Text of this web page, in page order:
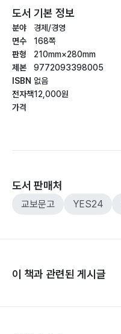
도서 기본 정보
분야
면수
판형
제본
ISBN
전자책
가격
경제/경영
168쪽
210mm×280mm
9772093398005
없음
12,000원
도서 판매처
교보문고 YES24
이 책과 관련된 게시글